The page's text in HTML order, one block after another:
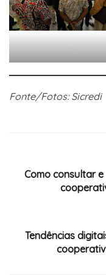
.
Fonte/Fotos: Sicredi
Como consultar
Tendências